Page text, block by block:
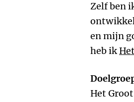
Zelf ben
en mijn
heb ik
Het